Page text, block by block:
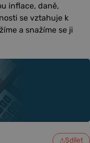
inflace, daně,
se vztahuje k
a snažíme se ji
Sdílet